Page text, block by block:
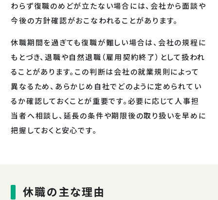
わらず復職のめどが立たない場合には、会社から面談や
今後の方針確認がおこなわれることがあります。
休職期間を過ぎても復職が難しい場合は、会社の規程に
もとづき、退職や自然退職（雇用契約終了）として扱われ
ることがあります。この判断は会社の就業規則によって
異なるため、あらかじめ自社でどのように定められてい
るか確認しておくことが重要です。必要に応じて人事担
当者へ相談し、延長の条件や期限後の取り扱いを早めに
把握しておくと安心です。
休職の主な理由